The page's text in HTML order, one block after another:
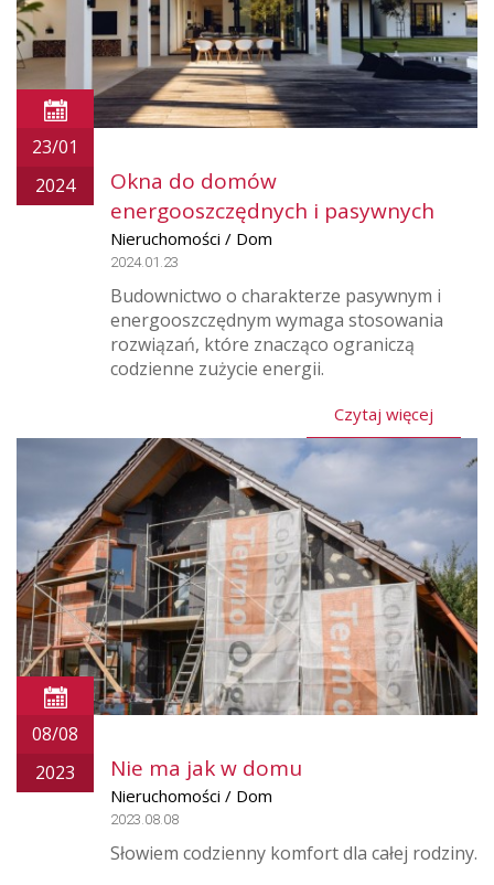
23/01
2024
Okna do domów
energooszczędnych i pasywnych
Nieruchomości / Dom
2024.01.23
Budownictwo o charakterze pasywnym i
energooszczędnym wymaga stosowania
rozwiązań, które znacząco ograniczą
codzienne zużycie energii.
Czytaj więcej
08/08
2023
Nie ma jak w domu
Nieruchomości / Dom
2023.08.08
Słowiem codzienny komfort dla całej rodziny.